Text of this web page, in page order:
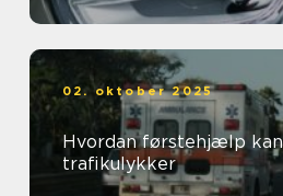
02. oktober 2025
Hvordan førstehjælp
trafikulykker